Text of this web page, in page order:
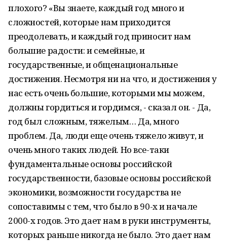
плохого? «Вы знаете, каждый год много и
сложностей, которые нам приходится
преодолевать, и каждый год приносит нам
большие радости: и семейные, и
государственные, и общенациональные
достижения. Несмотря ни на что, и достижения у
нас есть очень большие, которыми мы можем,
должны гордиться и гордимся, - сказал он. - Да,
год был сложным, тяжелым… Да, много
проблем. Да, люди еще очень тяжело живут, и
очень много таких людей. Но все-таки
фундаментальные основы российской
государственности, базовые основы российской
экономики, возможности государства не
сопоставимы с тем, что было в 90-х и начале
2000-х годов. Это дает нам в руки инструменты,
которых раньше никогда не было. Это дает нам